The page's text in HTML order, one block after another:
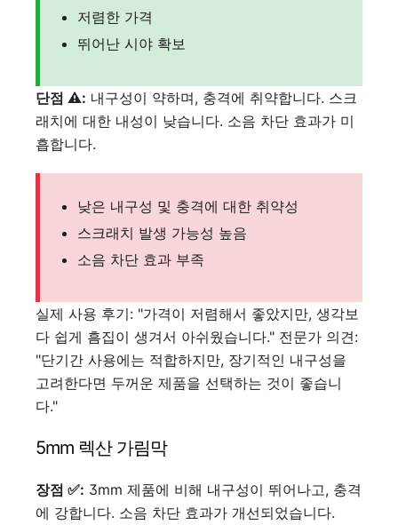
저렴한 가격
뛰어난 시야 확보
단점 ⚠️: 내구성이 약하며, 충격에 취약합니다. 스크
래치에 대한 내성이 낮습니다. 소음 차단 효과가 미
흡합니다.
낮은 내구성 및 충격에 대한 취약성
스크래치 발생 가능성 높음
소음 차단 효과 부족
실제 사용 후기: "가격이 저렴해서 좋았지만, 생각보
다 쉽게 흠집이 생겨서 아쉬웠습니다." 전문가 의견:
"단기간 사용에는 적합하지만, 장기적인 내구성을
고려한다면 두꺼운 제품을 선택하는 것이 좋습니
다."
5mm 렉산 가림막
장점 ✅: 3mm 제품에 비해 내구성이 뛰어나고, 충격
에 강합니다. 소음 차단 효과가 개선되었습니다.